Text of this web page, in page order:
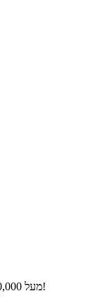
מעל 10,000 מוצרים ומאכלים במאגר עם ערכים תזונתיים!